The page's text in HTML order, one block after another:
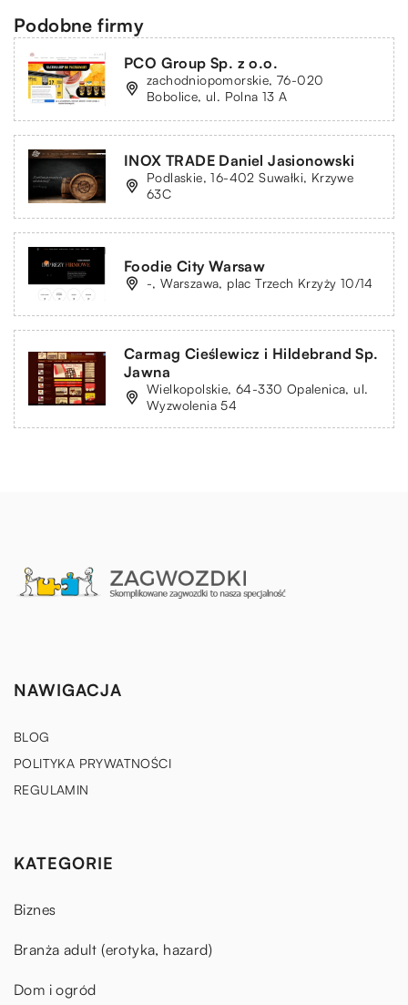
Podobne firmy
PCO Group Sp. z o.o.
zachodniopomorskie, 76-020
Bobolice, ul. Polna 13 A
INOX TRADE Daniel Jasionowski
Podlaskie, 16-402 Suwałki, Krzywe
63C
Foodie City Warsaw
-, Warszawa, plac Trzech Krzyży 10/14
Carmag Cieślewicz i Hildebrand Sp.
Jawna
Wielkopolskie, 64-330 Opalenica, ul.
Wyzwolenia 54
NAWIGACJA
BLOG
POLITYKA PRYWATNOŚCI
REGULAMIN
KATEGORIE
Biznes
Branża adult (erotyka, hazard)
Dom i ogród